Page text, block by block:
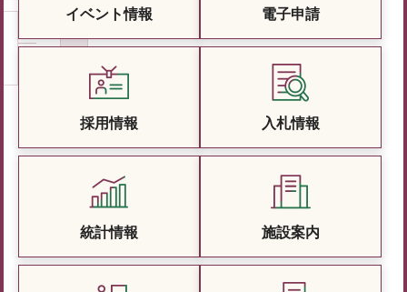
イベント情報 電子申請
採用情報 入札情報
統計情報 施設案内